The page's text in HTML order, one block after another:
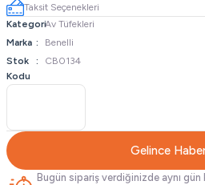
Taksit Seçenekleri
KategoriAv Tüfekleri
Marka
Benelli
Stok
Kodu
CB0134
Gelince
Bugün sipariş verdiğinizde aynı gün